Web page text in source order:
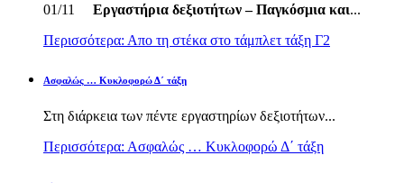
01/11 Εργαστήρια δεξιοτήτων – Παγκόσμια και...
Περισσότερα: Απο τη στέκα στο τάμπλετ τάξη Γ2
Ασφαλώς … Κυκλοφορώ Δ΄ τάξη
Στη διάρκεια των πέντε εργαστηρίων δεξιοτήτων...
Περισσότερα: Ασφαλώς … Κυκλοφορώ Δ΄ τάξη